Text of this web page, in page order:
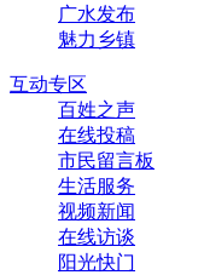
广水发布
魅力乡镇
互动专区
百姓之声
在线投稿
市民留言板
生活服务
视频新闻
在线访谈
阳光快门